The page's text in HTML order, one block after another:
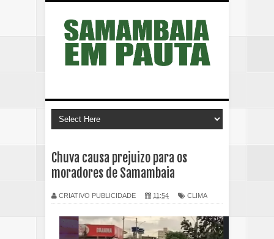
Chuva causa prejuizo para os
moradores de Samambaia
CRIATIVO PUBLICIDADE 11:54 CLIMA